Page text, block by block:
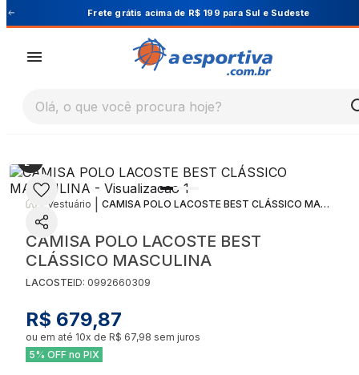
Cupom PRIMEIRA10 para 10% OFF na 1ª compra
Olá, o que você procura hoje?
Vestuário CAMISA POLO LACOSTE BEST CLÁSSICO MASCULINA
CAMISA POLO LACOSTE BEST
CLÁSSICO MASCULINA
LACOSTEID: 0992660309
R$ 679,87
ou em até 10x de R$ 67,98 sem juros
5% OFF no PIX